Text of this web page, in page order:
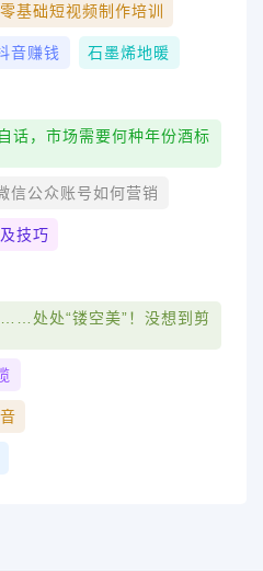
基础短视频制作培训
音赚钱 石墨烯地暖
话，市场需要何种年份酒标
信公众账号如何营销
技巧
处处“镂空美”！没想到剪